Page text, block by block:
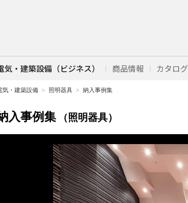
気・建築設備（ビジネス） 商品情報 カタログ
気・建築設備 照明器具 納入事例集
入事例集 （照明器具）